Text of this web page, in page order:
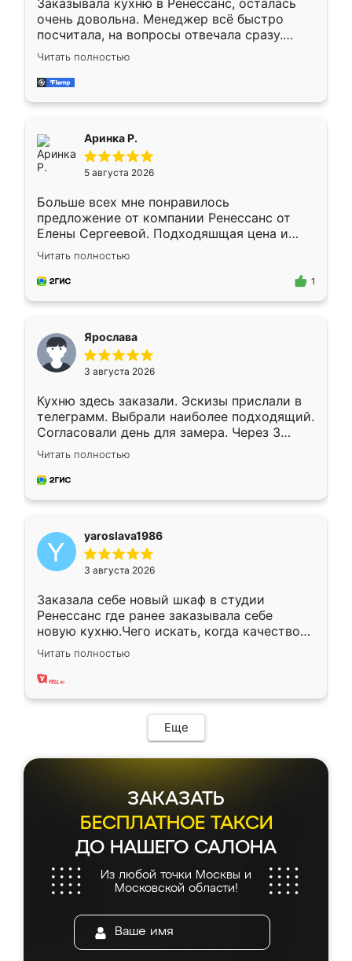
Заказывала кухню в Ренессанс, осталась
очень довольна. Менеджер всё быстро
посчитала, на вопросы отвечала сразу.
Замерщик приехал в субботу, подошёл к
делу со всей ответственностью. Собрали
за день, ребята работали аккуратно, даже
Читать полностью
Аринка Р.
5 августа 2026
Больше всех мне понравилось
предложение от компании Ренессанс от
Елены Сергеевой. Подходяшщая цена и
короткие сроки изготовления. Приехавший
для замера сотрудник Владислав
предложил по моему эскизу самый
Читать полностью
1
Ярослава
3 августа 2026
Кухню здесь заказали. Эскизы прислали в
телеграмм. Выбрали наиболее подходящий.
Согласовали день для замера. Через 3
недели кухня была уже готова. Остались
довольны работой. Спасибо Ренессанс
мебель за качественную работу!
Читать полностью
yaroslava1986
3 августа 2026
Заказала себе новый шкаф в студии
Ренессанс где ранее заказывала себе
новую кухню.Чего искать, когда качеством
вполне довольна. Служит кухня уже почти
два года, нареканий нет.
Читать полностью
Еще
ЗАКАЗАТЬ
БЕСПЛАТНОЕ ТАКСИ
ДО НАШЕГО САЛОНА
Из любой точки Москвы и
Московской области!